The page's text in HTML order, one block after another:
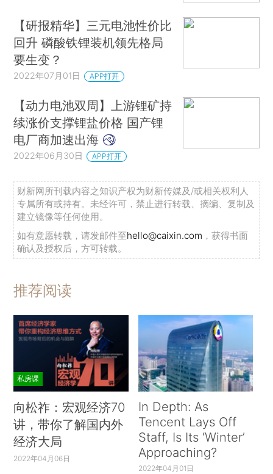
【研报精华】三元电池性价比
回升 磷酸铁锂装机领先格局
要生变？
2022年07月01日 APP打开
【动力电池双周】上游锂矿持
续涨价支撑锂盐价格 国产锂
电厂商加速出海
2022年06月30日 APP打开
财新网所刊载内容之知识产权为财新传媒及/或相关权利人
专属所有或持有。未经许可，禁止进行转载、摘编、复制及
建立镜像等任何使用。
如有意愿转载，请发邮件至hello@caixin.com ，获得书面
确认及授权后，方可转载。
推荐阅读
私房课
向松祚：宏观经济70
讲，带你了解国内外
经济大局
2022年04月06日
In Depth: As
Tencent Lays Off
Staff, Is Its ‘Winter’
Approaching?
2022年04月01日